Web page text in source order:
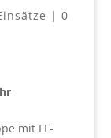
| 0
mit FF-